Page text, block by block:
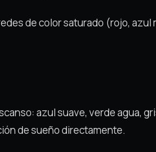
de color saturado (rojo,
azul suave, verde agua,
de sueño directamente.